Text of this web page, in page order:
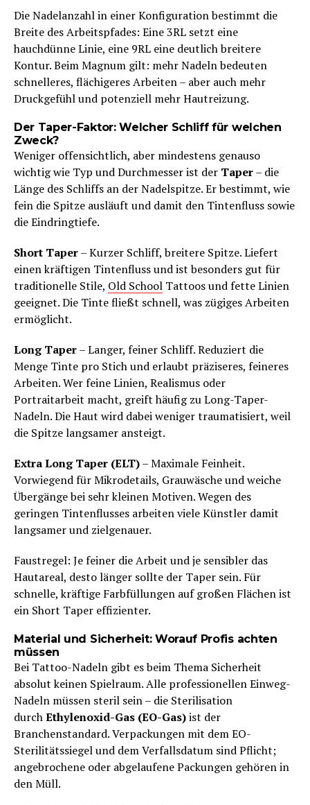
Die Nadelanzahl in einer Konfiguration bestimmt die
Breite des Arbeitspfades: Eine 3RL setzt eine
hauchdünne Linie, eine 9RL eine deutlich breitere
Kontur. Beim Magnum gilt: mehr Nadeln bedeuten
schnelleres, flächigeres Arbeiten – aber auch mehr
Druckgefühl und potenziell mehr Hautreizung.
Der Taper-Faktor: Welcher Schliff für welchen
Zweck?
Weniger offensichtlich, aber mindestens genauso
wichtig wie Typ und Durchmesser ist der Taper– die
Länge des Schliffs an der Nadelspitze. Er bestimmt, wie
fein die Spitze ausläuft und damit den Tintenfluss sowie
die Eindringtiefe.
Short Taper– Kurzer Schliff, breitere Spitze. Liefert
einen kräftigen Tintenfluss und ist besonders gut für
traditionelle Stile, Old School Tattoos und fette Linien
geeignet. Die Tinte fließt schnell, was zügiges Arbeiten
ermöglicht.
Long Taper– Langer, feiner Schliff. Reduziert die
Menge Tinte pro Stich und erlaubt präziseres, feineres
Arbeiten. Wer feine Linien, Realismus oder
Portraitarbeit macht, greift häufig zu Long-Taper-
Nadeln. Die Haut wird dabei weniger traumatisiert, weil
die Spitze langsamer ansteigt.
Extra Long Taper (ELT)– Maximale Feinheit.
Vorwiegend für Mikrodetails, Grauwäsche und weiche
Übergänge bei sehr kleinen Motiven. Wegen des
geringen Tintenflusses arbeiten viele Künstler damit
langsamer und zielgenauer.
Faustregel: Je feiner die Arbeit und je sensibler das
Hautareal, desto länger sollte der Taper sein. Für
schnelle, kräftige Farbfüllungen auf großen Flächen ist
ein Short Taper effizienter.
Material und Sicherheit: Worauf Profis achten
müssen
Bei Tattoo-Nadeln gibt es beim Thema Sicherheit
absolut keinen Spielraum. Alle professionellen Einweg-
Nadeln müssen steril sein – die Sterilisation
durchEthylenoxid-Gas (EO-Gas)ist der
Branchenstandard. Verpackungen mit dem EO-
Sterilitätssiegel und dem Verfallsdatum sind Pflicht;
angebrochene oder abgelaufene Packungen gehören in
den Müll.